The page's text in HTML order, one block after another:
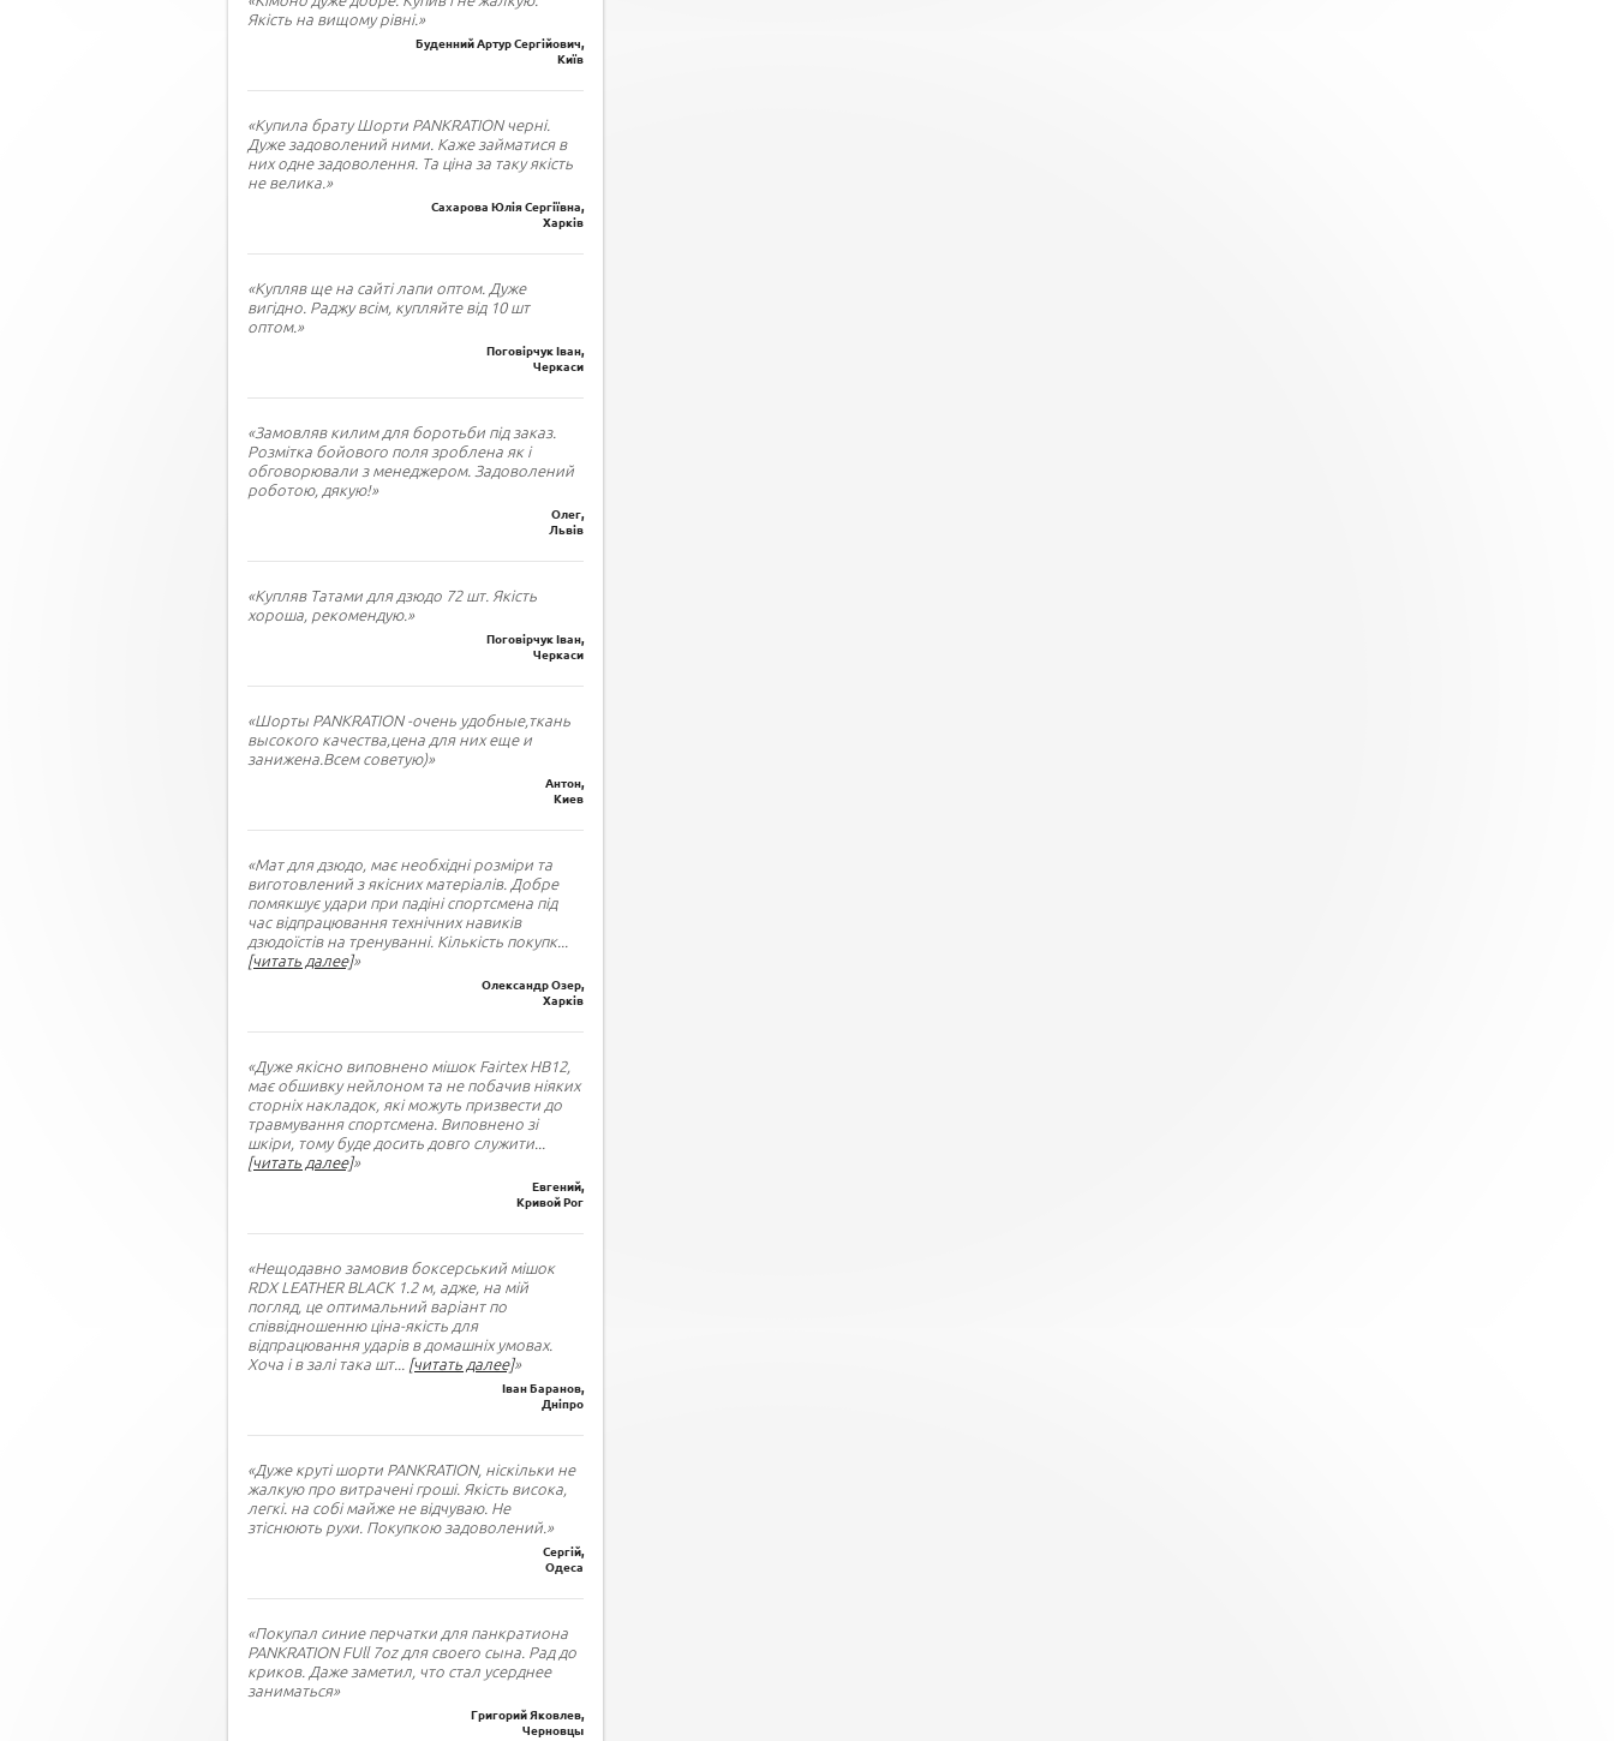
Якість на вищому рівні.»
Буденний Артур Сергійович,
Київ
«Купила брату Шорти PANKRATION черні.
Дуже задоволений ними. Каже займатися в
них одне задоволення. Та ціна за таку якість
не велика.»
Сахарова Юлія Сергіївна,
Харків
«Купляв ще на сайті лапи оптом. Дуже
вигідно. Раджу всім, купляйте від 10 шт
оптом.»
Поговірчук Іван,
Черкаси
«Замовляв килим для боротьби під заказ.
Розмітка бойового поля зроблена як і
обговорювали з менеджером. Задоволений
роботою, дякую!»
Олег,
Львів
«Купляв Татами для дзюдо 72 шт. Якість
хороша, рекомендую.»
Поговірчук Іван,
Черкаси
«Шорты PANKRATION -очень удобные,ткань
высокого качества,цена для них еще и
занижена.Всем советую)»
Антон,
Киев
«Мат для дзюдо, має необхідні розміри та
виготовлений з якісних матеріалів. Добре
помякшує удари при падіні спортсмена під
час відпрацювання технічних навиків
дзюдоїстів на тренуванні. Кількість покупк...
[читать далее]»
Олександр Озер,
Харків
«Дуже якісно виповнено мішок Fairtex HB12,
має обшивку нейлоном та не побачив ніяких
сторніх накладок, які можуть призвести до
травмування спортсмена. Виповнено зі
шкіри, тому буде досить довго служити...
[читать далее]»
Евгений,
Кривой Рог
«Нещодавно замовив боксерський мішок
RDX LEATHER BLACK 1.2 м, адже, на мій
погляд, це оптимальний варіант по
співвідношенню ціна-якість для
відпрацювання ударів в домашніх умовах.
Хоча і в залі така шт... [читать далее]»
Іван Баранов,
Дніпро
«Дуже круті шорти PANKRATION, ніскільки не
жалкую про витрачені гроші. Якість висока,
легкі. на собі майже не відчуваю. Не
зтіснюють рухи. Покупкою задоволений.»
Сергій,
Одеса
«Покупал синие перчатки для панкратиона
PANKRATION FUll 7oz для своего сына. Рад до
криков. Даже заметил, что стал усерднее
заниматься»
Григорий Яковлев,
Черновцы